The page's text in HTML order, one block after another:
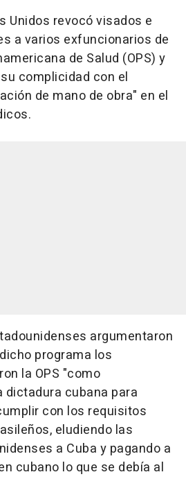
Unidos revocó visados e
a varios exfuncionarios de
de Salud (OPS) y
complicidad con el
de mano de obra" en el
argumentaron
programa los
la OPS "como
cubana para
con los requisitos
eludiendo las
a Cuba y pagando a
cubano lo que se debía al